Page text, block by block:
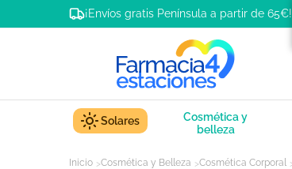
¡Envíos gratis Península a partir de 65€!
Solares
Cosmética y
belleza
Inicio Cosmética y Belleza Cosmética Corporal